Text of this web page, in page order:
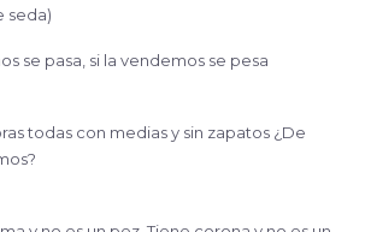
seda)
se pasa, si la vendemos se pesa
todas con medias y sin zapatos ¿De